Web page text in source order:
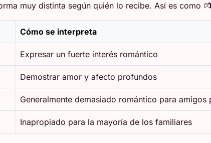
muy distinta según quién lo recibe. Así es como
Cómo se interpreta
Expresar un fuerte interés romántico
Demostrar amor y afecto profundos
Generalmente demasiado romántico para amigos
Inapropiado para la mayoría de los familiares